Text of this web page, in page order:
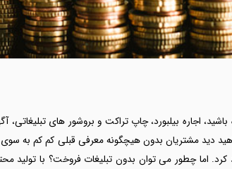
اجاره بیلبورد، چاپ تراکت و بروشور های تبلیغاتی،
دید مشتریان بدون هیچگونه معرفی قبلی کم کم به
اما چطور می توان بدون تبلیغات فروخت؟ با تولید